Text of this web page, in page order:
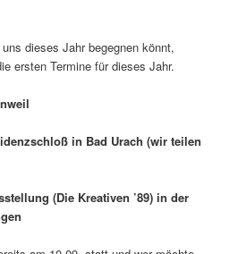
dieses Jahr begegnen könnt,
ersten Termine für dieses Jahr.
in Bad Urach (wir teilen
(Die Kreativen ’89) in der